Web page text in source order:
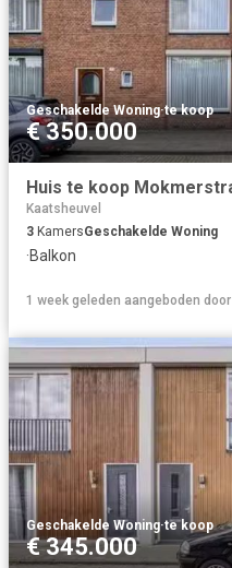
Geschakelde Woning·te koop
€ 350.000
Kaatsheuvel
3 KamersGeschakelde Woning
·Balkon
1 week geleden aangeboden door
Geschakelde Woning·te koop
€ 345.000